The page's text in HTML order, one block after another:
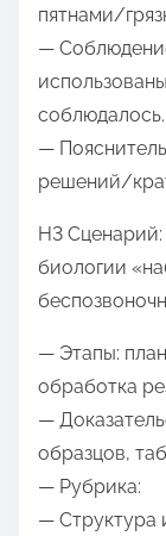
пятнами/
—
соблюдалось.
—
решений/
H3
биологии
— Этапы:
обработка
—
образцов,
— Рубрика:
— Структура